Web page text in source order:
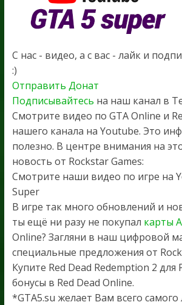
С нас - видео, а с вас - лайк и
:)
Отправить Донат
Подписывайтесь на наш канал в
Смотрите видео по GTA Online и
нашего канала на Youtube. Это
полезно. В центре внимания на
новость от Rockstar Games:
Смотрите наши видео по игре на
Super
В игре так много обновлений и
ты ещё ни разу не покупал карты
Online? Загляни в наш цифровой
специальные предложения от
Купите Red Dead Redemption 2 для
бонусы в Red Dead Online.
*GTA5.su желает Вам всего